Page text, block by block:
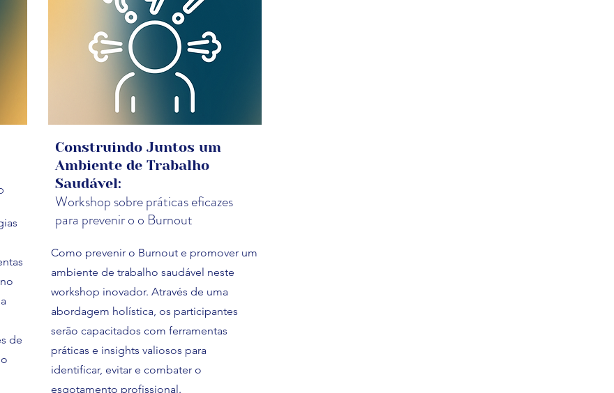
de
Construindo Juntos um
Ambiente de Trabalho
Saudável:
Workshop sobre práticas eficazes
para prevenir o o Burnout
Como prevenir o Burnout e promover um
ambiente de trabalho saudável neste
workshop inovador. Através de uma
abordagem holística, os participantes
serão capacitados com ferramentas
práticas e insights valiosos para
identificar, evitar e combater o
esgotamento profissional.